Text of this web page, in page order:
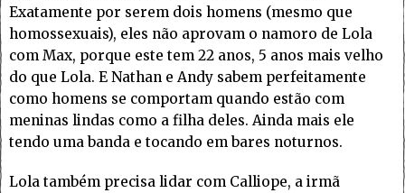
Exatamente por serem dois homens (mesmo que
homossexuais), eles não aprovam o namoro de Lola
com Max, porque este tem 22 anos, 5 anos mais velho
do que Lola. E Nathan e Andy sabem perfeitamente
como homens se comportam quando estão com
meninas lindas como a filha deles. Ainda mais ele
tendo uma banda e tocando em bares noturnos.
Lola também precisa lidar com Calliope, a irmã